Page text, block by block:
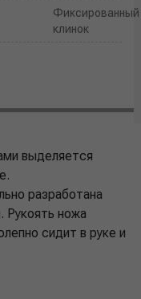
Фиксированный
клинок
выделяется
разработана
Рукоять ножа
сидит в руке и